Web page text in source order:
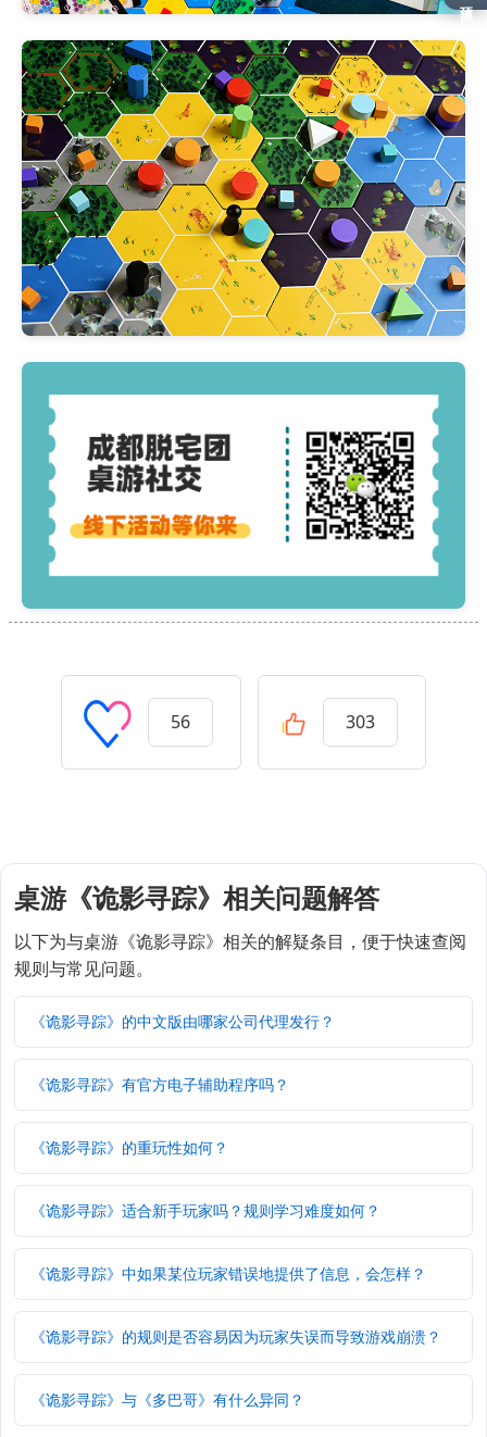
56 303
桌游《诡影寻踪》相关问题解答
以下为与桌游《诡影寻踪》相关的解疑条目，便于快速查阅
规则与常见问题。
《诡影寻踪》的中文版由哪家公司代理发行？
《诡影寻踪》有官方电子辅助程序吗？
《诡影寻踪》的重玩性如何？
《诡影寻踪》适合新手玩家吗？规则学习难度如何？
《诡影寻踪》中如果某位玩家错误地提供了信息，会怎样？
《诡影寻踪》的规则是否容易因为玩家失误而导致游戏崩溃？
《诡影寻踪》与《多巴哥》有什么异同？